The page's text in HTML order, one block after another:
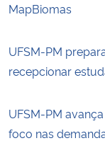
MapBiomas
UFSM-PM
recepcionar
UFSM-PM
foco nas